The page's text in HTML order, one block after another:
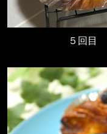
５回目